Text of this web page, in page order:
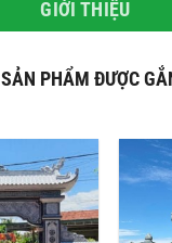
GIỚI THIỆU
SẢN PHẨM ĐƯỢC